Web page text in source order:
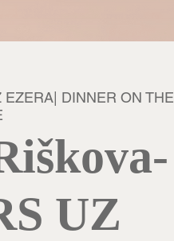
EZERA| DINNER ON THE
UZ